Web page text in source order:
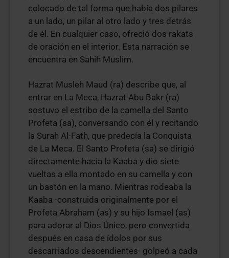
colocado de tal forma que había dos pilares
a un lado, un pilar al otro lado y tres detrás
de él. En cualquier caso, ofreció dos rakats
de oración en el interior. Esta narración se
encuentra en Sahih Muslim.
Hazrat Musleh Maud (ra) describe que, al
entrar en La Meca, Hazrat Abu Bakr (ra)
sostuvo el estribo de la camella del Santo
Profeta (sa), conversando con él y recitando
la Surah Al-Fath, que predecía la Conquista
de La Meca. El Santo Profeta (sa) se dirigió
directamente hacia la Kaaba y dio siete
vueltas a ella montado en su camella y con
un bastón en la mano. Mientras rodeaba la
Kaaba -construida originalmente por el
Profeta Abraham (as) y su hijo Ismael (as)
para adorar al Dios Único, pero convertida
después en casa de ídolos por sus
descarriados descendientes- golpeó a cada